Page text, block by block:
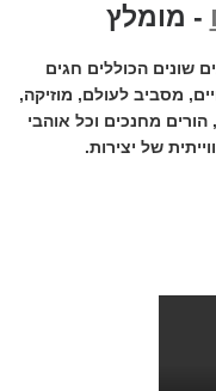
- מומלץ
שונים הכוללים חגים
מסביב לעולם, מוזיקה,
מחנכים וכל אוהבי
של יצירות.